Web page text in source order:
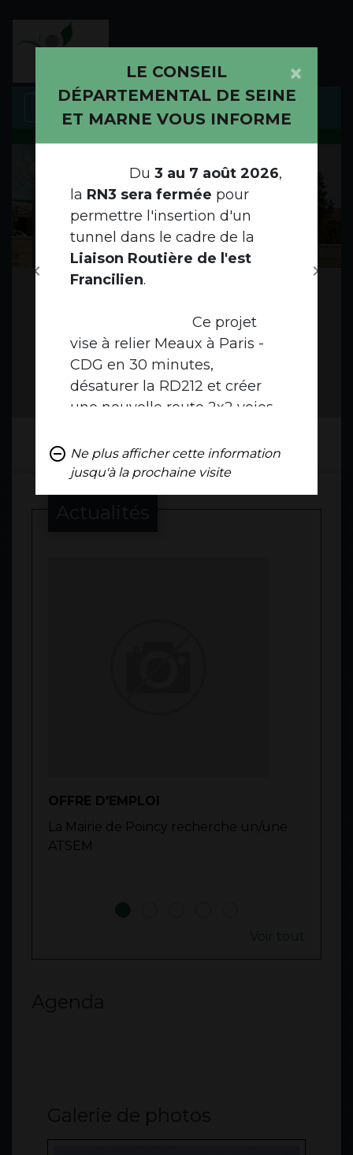
Votre nouveau terrain de
jeu !
Ouverture de la saison de notre espace
multisports
Voir plus
OFFRE D'EMPLOI
La Mairie de Poincy recherche un/une
ATSEM
×
LE CONSEIL
DÉPARTEMENTAL DE SEINE
ET MARNE VOUS INFORME
Du3 au 7 août 2026,
la RN3 sera fermée pour
permettre l'insertion d'un
tunnel dans le cadre de la
Liaison Routière de l'est
Francilien.
Ce projet
vise à relier Meaux à Paris -
CDG en 30 minutes,
désaturer la RD212 et créer
une nouvelle route 2x2 voies
remove_circle_outline Ne plus afficher cette information
jusqu'à la prochaine visite
chevron_leftPrevious chevron_rightNext